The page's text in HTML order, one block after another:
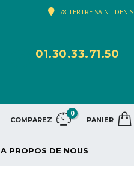
78 TERTRE SAINT DENIS
01.30.33.71.50
COMPAREZ
0
PANIER
A PROPOS DE NOUS